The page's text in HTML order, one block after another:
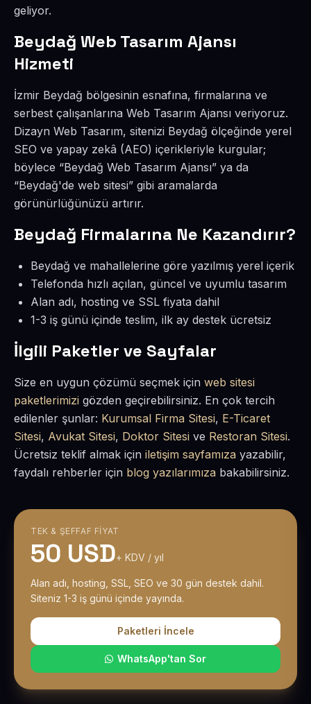
geliyor.
Beydağ Web Tasarım Ajansı
Hizmeti
İzmir Beydağ bölgesinin esnafına, firmalarına ve
serbest çalışanlarına Web Tasarım Ajansı veriyoruz.
Dizayn Web Tasarım, sitenizi Beydağ ölçeğinde yerel
SEO ve yapay zekâ (AEO) içerikleriyle kurgular;
böylece “Beydağ Web Tasarım Ajansı” ya da
“Beydağ'de web sitesi” gibi aramalarda
görünürlüğünüzü artırır.
Beydağ Firmalarına Ne Kazandırır?
Beydağ ve mahallelerine göre yazılmış yerel içerik
Telefonda hızlı açılan, güncel ve uyumlu tasarım
Alan adı, hosting ve SSL fiyata dahil
1-3 iş günü içinde teslim, ilk ay destek ücretsiz
İlgili Paketler ve Sayfalar
Size en uygun çözümü seçmek için web sitesi
paketlerimizi gözden geçirebilirsiniz. En çok tercih
edilenler şunlar: Kurumsal Firma Sitesi, E-Ticaret
Sitesi, Avukat Sitesi, Doktor Sitesi ve Restoran Sitesi.
Ücretsiz teklif almak için iletişim sayfamıza yazabilir,
faydalı rehberler için blog yazılarımıza bakabilirsiniz.
TEK & ŞEFFAF FIYAT
50 USD+ KDV / yıl
Alan adı, hosting, SSL, SEO ve 30 gün destek dahil.
Siteniz 1-3 iş günü içinde yayında.
Paketleri İncele
WhatsApp'tan Sor